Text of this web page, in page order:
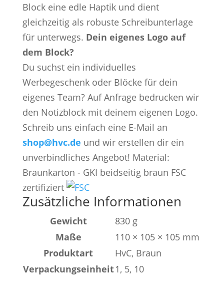
Block eine edle Haptik und dient
gleichzeitig als robuste Schreibunterlage
für unterwegs. Dein eigenes Logo auf
dem Block?
Du suchst ein individuelles
Werbegeschenk oder Blöcke für dein
eigenes Team? Auf Anfrage bedrucken wir
den Notizblock mit deinem eigenen Logo.
Schreib uns einfach eine E-Mail an
shop@hvc.de und wir erstellen dir ein
unverbindliches Angebot! Material:
Braunkarton - GKI beidseitig braun FSC
zertifiziert
Zusätzliche Informationen
Gewicht
830 g
Maße
110 × 105 × 105 mm
Produktart
HvC, Braun
Verpackungseinheit1, 5, 10